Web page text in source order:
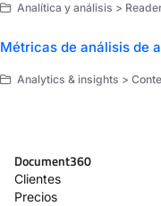
Analítica y análisis >
Métricas de análisis de
Analytics & insights >
Document360
Clientes
Precios